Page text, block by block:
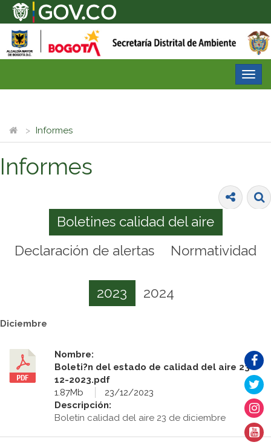
Informes
Informes
Boletines calidad del aire
Declaración de alertas
Normatividad
2023 2024
Diciembre
Nombre:
Boleti?n del estado de calidad del aire 23-
12-2023.pdf
1.87Mb
23/12/2023
Descripción:
Boletín calidad del aire 23 de diciembre